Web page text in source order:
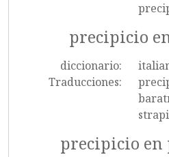
precipicio
diccionario:
Traducciones:
precipicio en